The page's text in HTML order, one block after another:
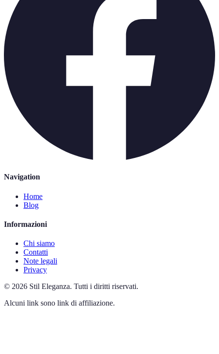
Navigation
Home
Blog
Informazioni
Chi siamo
Contatti
Note legali
Privacy
© 2026 Stil Eleganza. Tutti i diritti riservati.
Alcuni link sono link di affiliazione.